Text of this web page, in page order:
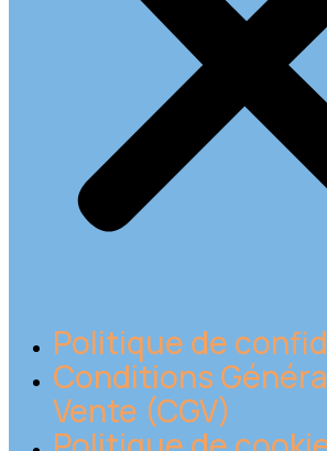
Politique de
Conditions
Vente (CGV)